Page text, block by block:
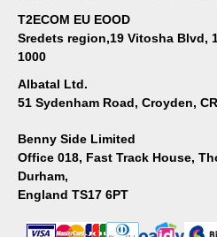
T2ECOM EU EOOD
Sredets region,19 Vitosha Blvd,
1000
Albatal Ltd.
51 Sydenham Road, Croyden,
Benny Side Limited
Office 018, Fast Track House,
Durham,
England TS17 6PT